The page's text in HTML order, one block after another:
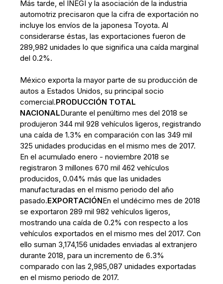
Más tarde, el INEGI y la asociación de la industria
automotriz precisaron que la cifra de exportación no
incluye los envíos de la japonesa Toyota. Al
considerarse éstas, las exportaciones fueron de
289,982 unidades lo que significa una caída marginal
del 0.2%.
México exporta la mayor parte de su producción de
autos a Estados Unidos, su principal socio
comercial.PRODUCCIÓN TOTAL
NACIONALDurante el penúltimo mes del 2018 se
produjeron 344 mil 928 vehículos ligeros, registrando
una caída de 1.3% en comparación con las 349 mil
325 unidades producidas en el mismo mes de 2017.
En el acumulado enero - noviembre 2018 se
registraron 3 millones 670 mil 462 vehículos
producidos, 0.04% más que las unidades
manufacturadas en el mismo periodo del año
pasado.EXPORTACIÓNEn el undécimo mes de 2018
se exportaron 289 mil 982 vehículos ligeros,
mostrando una caída de 0.2% con respecto a los
vehículos exportados en el mismo mes del 2017. Con
ello suman 3,174,156 unidades enviadas al extranjero
durante 2018, para un incremento de 6.3%
comparado con las 2,985,087 unidades exportadas
en el mismo periodo de 2017.